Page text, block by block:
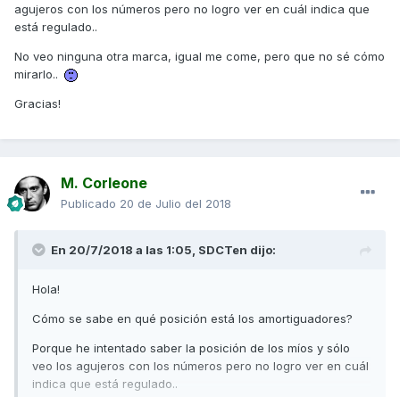
agujeros con los números pero no logro ver en cuál indica que
está regulado..
No veo ninguna otra marca, igual me come, pero que no sé cómo
mirarlo..
Gracias!
M. Corleone
Publicado 20 de Julio del 2018
En 20/7/2018 a las 1:05, SDCTen dijo:
Hola!
Cómo se sabe en qué posición está los amortiguadores?
Porque he intentado saber la posición de los míos y sólo
veo los agujeros con los números pero no logro ver en cuál
indica que está regulado..